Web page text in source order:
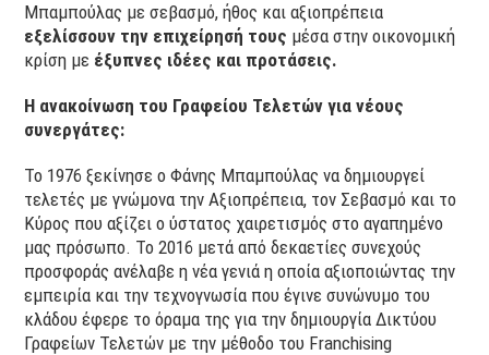
Μπαμπούλας με σεβασμό, ήθος και αξιοπρέπεια
εξελίσσουν την επιχείρησή τους μέσα στην οικονομική
κρίση με έξυπνες ιδέες και προτάσεις.
Η ανακοίνωση του Γραφείου Τελετών για νέους
συνεργάτες:
Το 1976 ξεκίνησε ο Φάνης Μπαμπούλας να δημιουργεί
τελετές με γνώμονα την Αξιοπρέπεια, τον Σεβασμό και το
Κύρος που αξίζει ο ύστατος χαιρετισμός στο αγαπημένο
μας πρόσωπο. Το 2016 μετά από δεκαετίες συνεχούς
προσφοράς ανέλαβε η νέα γενιά η οποία αξιοποιώντας την
εμπειρία και την τεχνογνωσία που έγινε συνώνυμο του
κλάδου έφερε το όραμα της για την δημιουργία Δικτύου
Γραφείων Τελετών με την μέθοδο του Franchising